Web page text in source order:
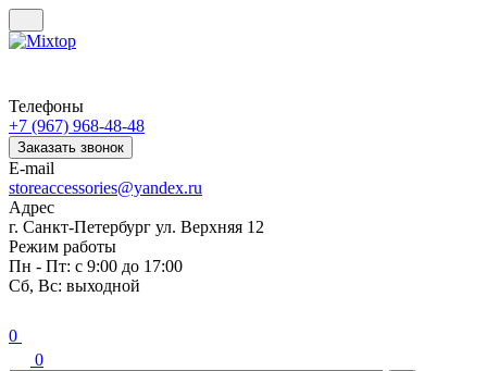
Телефоны
+7 (967) 968-48-48
Заказать звонок
E-mail
storeaccessories@yandex.ru
Адрес
г. Санкт-Петербург ул. Верхняя 12
Режим работы
Пн - Пт: с 9:00 до 17:00
Сб, Вс: выходной
0
0